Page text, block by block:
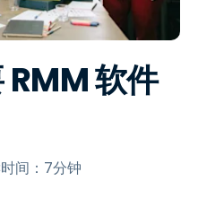
软件
间：7分钟